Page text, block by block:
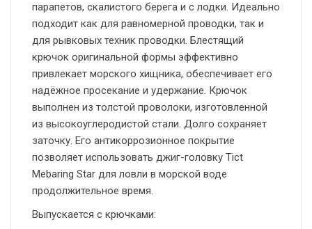
парапетов, скалистого берега и с лодки. Идеально
подходит как для равномерной проводки, так и
для рывковых техник проводки. Блестящий
крючок оригинальной формы эффективно
привлекает морского хищника, обеспечивает его
надёжное просекание и удержание. Крючок
выполнен из толстой проволоки, изготовленной
из высокоуглеродистой стали. Долго сохраняет
заточку. Его антикоррозионное покрытие
позволяет использовать джиг-головку Tict
Mebaring Star для ловли в морской воде
продолжительное время.
Выпускается с крючками: